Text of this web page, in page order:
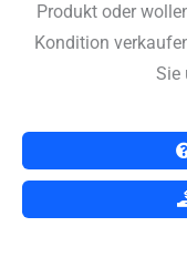
Produkt oder
Kondition
Sie